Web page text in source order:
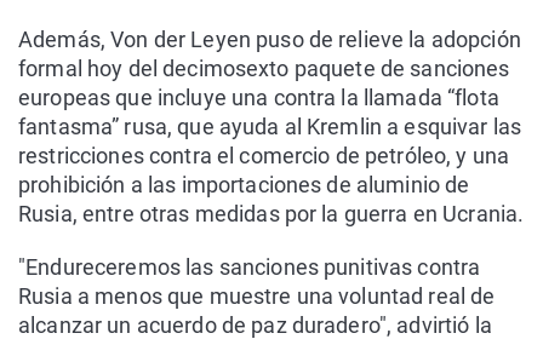
Además, Von der Leyen puso de relieve la adopción
formal hoy del decimosexto paquete de sanciones
europeas que incluye una contra la llamada “flota
fantasma” rusa, que ayuda al Kremlin a esquivar las
restricciones contra el comercio de petróleo, y una
prohibición a las importaciones de aluminio de
Rusia, entre otras medidas por la guerra en Ucrania.
"Endureceremos las sanciones punitivas contra
Rusia a menos que muestre una voluntad real de
alcanzar un acuerdo de paz duradero", advirtió la